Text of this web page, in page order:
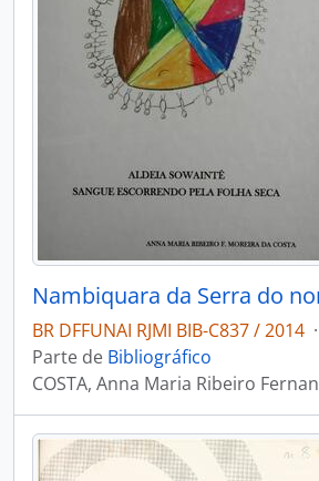
BR DFFUNAI RJMI BIB-C837 / 2014 ·
Parte de Bibliográfico
COSTA, Anna Maria Ribeiro